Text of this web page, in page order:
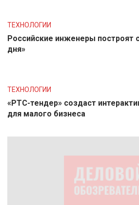
ТЕХНОЛОГИИ
Российские инженеры построят
дня»
ТЕХНОЛОГИИ
«РТС-тендер» создаст
для малого бизнеса